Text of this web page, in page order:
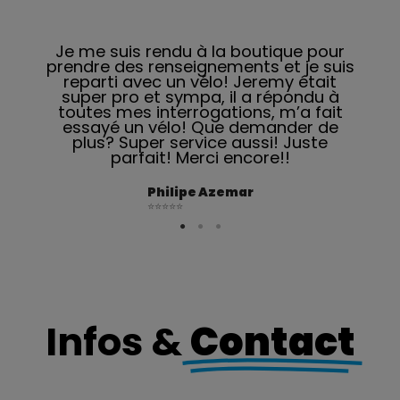
Je me suis rendu à la boutique pour
prendre des renseignements et je suis
reparti avec un vélo! Jeremy était
super pro et sympa, il a répondu à
toutes mes interrogations, m’a fait
essayé un vélo! Que demander de
plus? Super service aussi! Juste
parfait! Merci encore!!
Philipe Azemar
⭐️⭐️⭐️⭐️⭐️
Infos &Contact